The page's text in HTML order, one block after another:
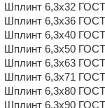
Шплинт 6,3х32
Шплинт 6,3х36
Шплинт 6,3х40
Шплинт 6,3х50
Шплинт 6,3х63
Шплинт 6,3х71
Шплинт 6,3х80
Шплинт 6,3х90